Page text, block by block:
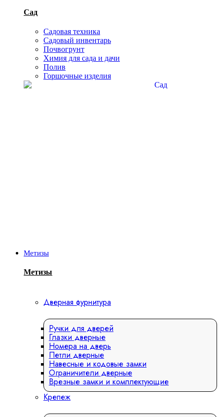
Сад
Садовая техника
Садовый инвентарь
Почвогрунт
Химия для сада и дачи
Полив
Горшочные изделия
Метизы
Метизы
Дверная фурнитура
Ручки для дверей
Глазки дверные
Номера на дверь
Петли дверные
Навесные и кодовые замки
Ограничители дверные
Врезные замки и комплектующие
Крепеж